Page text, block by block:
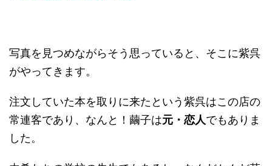
写真を見つめながらそう思っていると、そこに紫呉
がやってきます。
注文していた本を取りに来たという紫呉はこの店の
常連客であり、なんと！繭子は元・恋人でもありま
した。